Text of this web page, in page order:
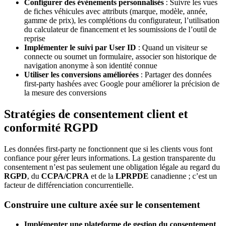
Configurer des événements personnalisés : Suivre les vues
de fiches véhicules avec attributs (marque, modèle, année,
gamme de prix), les complétions du configurateur, l’utilisation
du calculateur de financement et les soumissions de l’outil de
reprise
Implémenter le suivi par User ID : Quand un visiteur se
connecte ou soumet un formulaire, associer son historique de
navigation anonyme à son identité connue
Utiliser les conversions améliorées : Partager des données
first-party hashées avec Google pour améliorer la précision de
la mesure des conversions
Stratégies de consentement client et
conformité RGPD
Les données first-party ne fonctionnent que si les clients vous font
confiance pour gérer leurs informations. La gestion transparente du
consentement n’est pas seulement une obligation légale au regard du
RGPD, du CCPA/CPRA et de la LPRPDE canadienne ; c’est un
facteur de différenciation concurrentielle.
Construire une culture axée sur le consentement
Implémenter une plateforme de gestion du consentement